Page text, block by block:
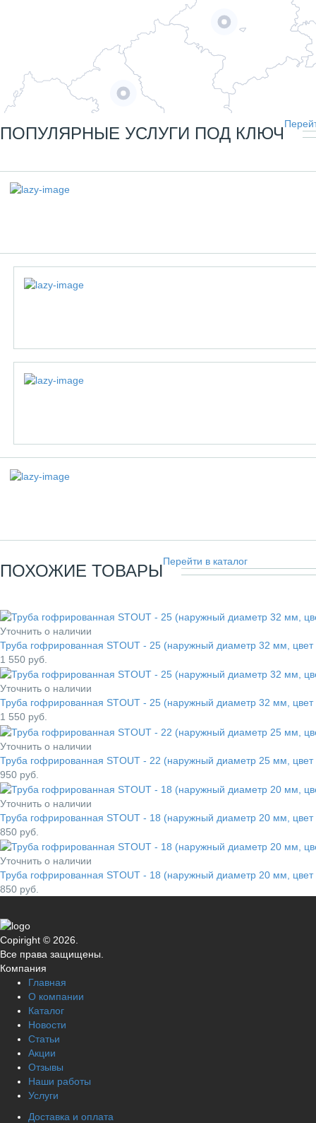
ПОПУЛЯРНЫЕ УСЛУГИ ПОД КЛЮЧ
ПОХОЖИЕ ТОВАРЫПерейти в каталог
Уточнить о наличии
Труба гофрированная STOUT - 25 (наружный диаметр 32 мм,
1 550 руб.
Уточнить о наличии
Труба гофрированная STOUT - 25 (наружный диаметр 32 мм,
1 550 руб.
Уточнить о наличии
Труба гофрированная STOUT - 22 (наружный диаметр 25 мм,
950 руб.
Уточнить о наличии
Труба гофрированная STOUT - 18 (наружный диаметр 20 мм,
850 руб.
Уточнить о наличии
Труба гофрированная STOUT - 18 (наружный диаметр 20 мм,
850 руб.
Copiright © 2026.
Все права защищены.
Компания
Главная
О компании
Каталог
Новости
Статьи
Акции
Отзывы
Наши работы
Услуги
Доставка и оплата